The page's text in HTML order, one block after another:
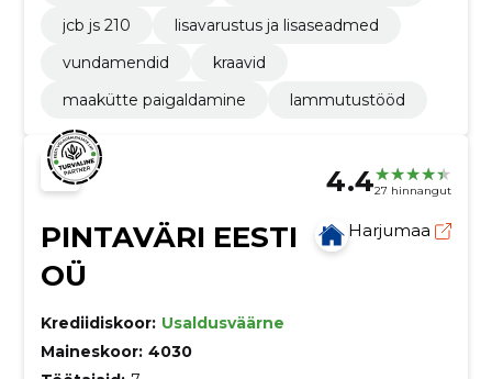
jcb js 210
lisavarustus ja lisaseadmed
vundamendid
kraavid
maakütte paigaldamine
lammutustööd
4.427 hinnangut
PINTAVÄRI EESTI
OÜ
Harjumaa
Krediidiskoor: Usaldusväärne
Maineskoor: 4030